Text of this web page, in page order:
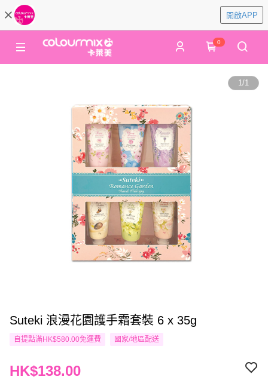
開啟APP
0
1/1
Suteki 浪漫花園護手霜套裝 6 x 35g
自提點滿HK$580.00免運費 國家/地區配送
HK$138.00